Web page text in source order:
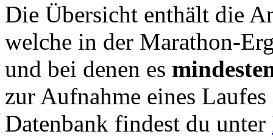
Die Übersicht enthält die
welche in der Marathon-
und bei denen es
zur Aufnahme eines
Datenbank findest du unter